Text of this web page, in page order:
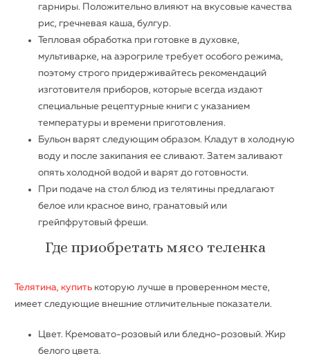
гарниры. Положительно влияют на вкусовые качества
рис, гречневая каша, булгур.
Тепловая обработка при готовке в духовке,
мультиварке, на аэрогриле требует особого режима,
поэтому строго придерживайтесь рекомендаций
изготовителя приборов, которые всегда издают
специальные рецептурные книги с указанием
температуры и времени приготовления.
Бульон варят следующим образом. Кладут в холодную
воду и после закипания ее сливают. Затем заливают
опять холодной водой и варят до готовности.
При подаче на стол блюд из телятины предлагают
белое или красное вино, гранатовый или
грейпфрутовый фреши.
Где приобретать мясо теленка
Телятина, купить которую лучше в проверенном месте,
имеет следующие внешние отличительные показатели.
Цвет. Кремовато-розовый или бледно-розовый. Жир
белого цвета.